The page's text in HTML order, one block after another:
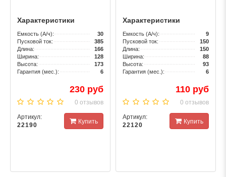
Характеристики
Емкость (А/ч):
30
Пусковой ток:
385
Длина:
166
Ширина:
128
Высота:
173
Гарантия (мес.):
6
230 руб
0 отзывов
Артикул:
22190
Купить
Характеристики
Емкость (А/ч):
9
Пусковой ток:
150
Длина:
150
Ширина:
88
Высота:
93
Гарантия (мес.):
6
110 руб
0 отзывов
Артикул:
22120
Купить